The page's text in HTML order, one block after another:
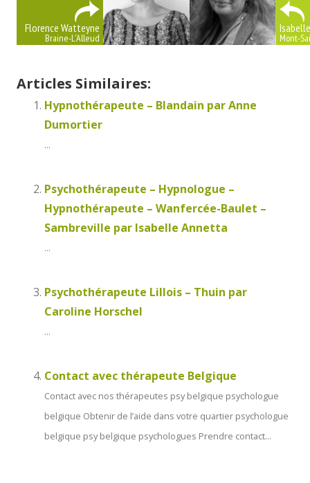
Florence Watteyne
Braine-L'Alleud Mont-
Articles Similaires:
Hypnothérapeute – Blandain par Anne
Dumortier
...
Psychothérapeute – Hypnologue –
Hypnothérapeute – Wanfercée-Baulet –
Sambreville par Isabelle Annetta
...
Psychothérapeute Lillois – Thuin par
Caroline Horschel
...
Contact avec thérapeute Belgique
Contact avec nos thérapeutes psy belgique psychologue
belgique Obtenir de l’aide dans votre quartier psychologue
belgique psy belgique psychologues Prendre contact...